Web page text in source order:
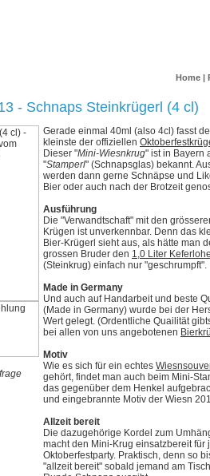
Home |
- Schnaps Steinkrügerl (4 cl)
Gerade einmal 40ml (also 4cl) fasst
kleinste der offiziellen
Dieser "Mini-Wiesnkrug" ist in Bayern
"Stamperl" (Schnapsglas) bekannt.
werden dann gerne Schnäpse und
Bier oder auch nach der Brotzeit
Ausführung
Die "Verwandtschaft" mit den
Krügen ist unverkennbar. Denn das
Bier-Krügerl sieht aus, als hätte man
grossen Bruder den 1,0 Liter
(Steinkrug) einfach nur "geschrumpft".
Made in Germany
Und auch auf Handarbeit und beste
(Made in Germany) wurde bei der
Wert gelegt. (Ordentliche Quailität
bei allen von uns angebotenen
Motiv
Wie es sich für ein echtes
gehört, findet man auch beim Mini-
das gegenüber dem Henkel
und eingebrannte Motiv der Wiesn
Allzeit bereit
Die dazugehörige Kordel zum
macht den Mini-Krug einsatzbereit für
Oktoberfestparty. Praktisch, denn so
"allzeit bereit" sobald jemand am